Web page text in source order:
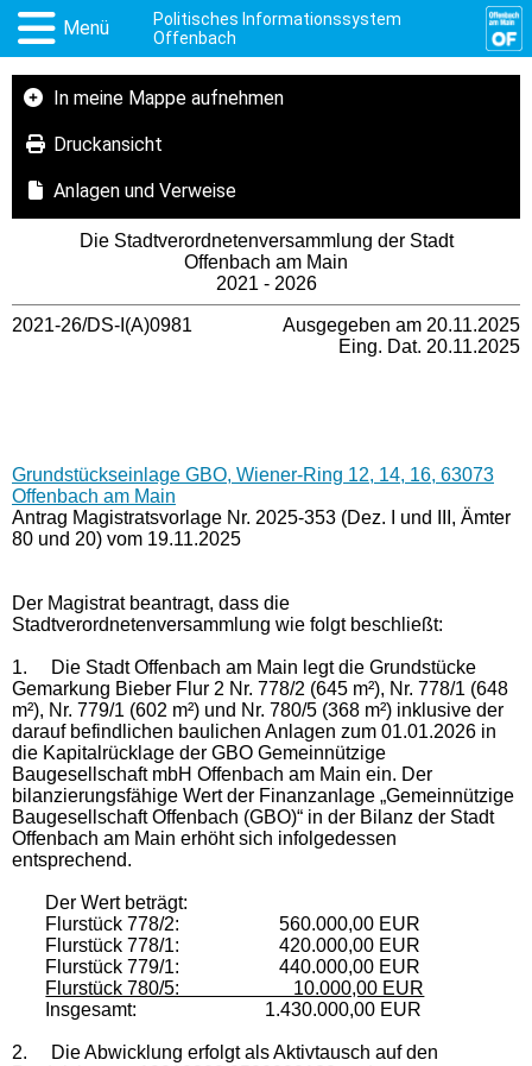
Menü
Politisches Informationssystem
Offenbach
In meine Mappe aufnehmen
Druckansicht
Anlagen und Verweise
Die Stadtverordnetenversammlung der Stadt
Offenbach am Main
2021 - 2026
2021-26/DS-I(A)0981
Ausgegeben am 20.11.2025
Eing. Dat. 20.11.2025
Grundstückseinlage GBO, Wiener-Ring 12, 14, 16, 63073
Offenbach am Main
Antrag Magistratsvorlage Nr. 2025-353 (Dez. I und III, Ämter
80 und 20) vom 19.11.2025
Der Magistrat beantragt, dass die
Stadtverordnetenversammlung wie folgt beschließt:
1.
Die Stadt Offenbach am Main legt die Grundstücke
Gemarkung Bieber Flur 2 Nr. 778/2 (645 m²), Nr. 778/1 (648
m²), Nr. 779/1 (602 m²) und Nr. 780/5 (368 m²) inklusive der
darauf befindlichen baulichen Anlagen zum 01.01.2026 in
die Kapitalrücklage der GBO Gemeinnützige
Baugesellschaft mbH Offenbach am Main ein. Der
bilanzierungsfähige Wert der Finanzanlage „Gemeinnützige
Baugesellschaft Offenbach (GBO)“ in der Bilanz der Stadt
Offenbach am Main erhöht sich infolgedessen
entsprechend.
Der Wert beträgt:
Flurstück 778/2: 560.000,00 EUR
Flurstück 778/1: 420.000,00 EUR
Flurstück 779/1: 440.000,00 EUR
Flurstück 780/5: 10.000,00 EUR
Insgesamt: 1.430.000,00 EUR
2.
Die Abwicklung erfolgt als Aktivtausch auf den